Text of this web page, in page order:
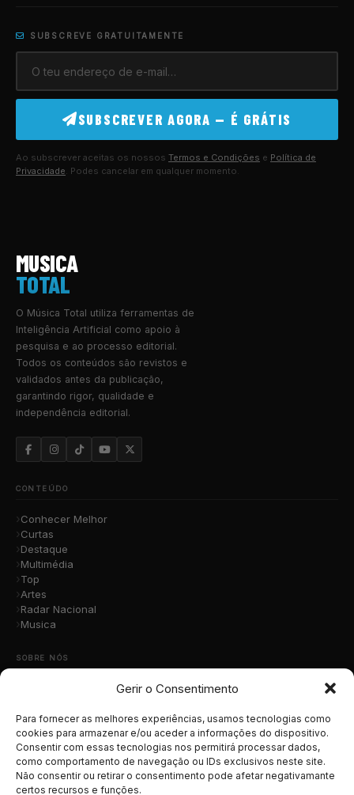
Gerir o Consentimento
Para fornecer as melhores experiências, usamos tecnologias como
cookies para armazenar e/ou aceder a informações do dispositivo.
Consentir com essas tecnologias nos permitirá processar dados,
como comportamento de navegação ou IDs exclusivos neste site.
Não consentir ou retirar o consentimento pode afetar negativamante
certos recursos e funções.
SUBSCREVE GRATUITAMENTE
SUBSCREVER AGORA — É GRÁTIS
Ao subscrever aceitas os nossos Termos e Condições e Política de
Privacidade. Podes cancelar em qualquer momento.
MUSICA
TOTAL
O Música Total utiliza ferramentas de
Inteligência Artificial como apoio à
pesquisa e ao processo editorial.
Todos os conteúdos são revistos e
validados antes da publicação,
garantindo rigor, qualidade e
independência editorial.
CONTEÚDO
Conhecer Melhor
Curtas
Destaque
Multimédia
Top
Artes
Radar Nacional
Musica
SOBRE NÓS
Contacto
Submete a Tua Música
Publicidade
Apoiar o Projeto